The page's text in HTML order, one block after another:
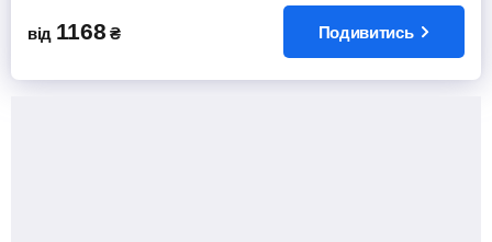
від 1168 ₴ Подивитись